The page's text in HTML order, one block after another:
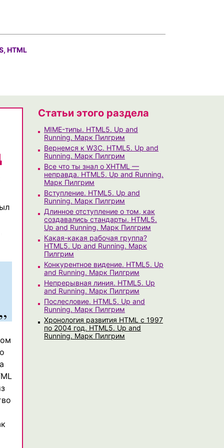
HTML
Статьи этого раздела
MIME-типы. HTML5. Up and
Running. Марк Пилгрим
Вернемся к W3C. HTML5. Up and
Running. Марк Пилгрим
Все что ты знал о XHTML —
неправда. HTML5. Up and Running.
Марк Пилгрим
Вступление. HTML5. Up and
Running. Марк Пилгрим
Длинное отступление о том, как
создавались стандарты. HTML5.
Up and Running. Марк Пилгрим
Какая-какая рабочая группа?
HTML5. Up and Running. Марк
Пилгрим
Конкурентное видение. HTML5. Up
and Running. Марк Пилгрим
Непрерывная линия. HTML5. Up
and Running. Марк Пилгрим
Послесловие. HTML5. Up and
Running. Марк Пилгрим
Хронология развития HTML с 1997
по 2004 год. HTML5. Up and
Running. Марк Пилгрим